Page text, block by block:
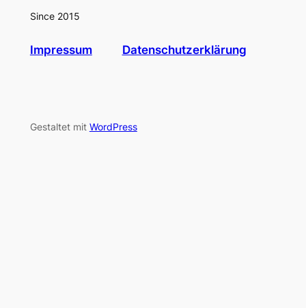
Since 2015
Impressum Datenschutzerklärung
Gestaltet mit WordPress